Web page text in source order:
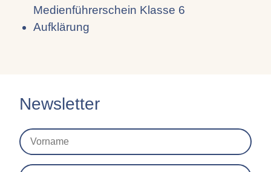
Medienführerschein Klasse 6
Aufklärung
Newsletter